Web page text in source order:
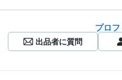
プロ
出品者に質問